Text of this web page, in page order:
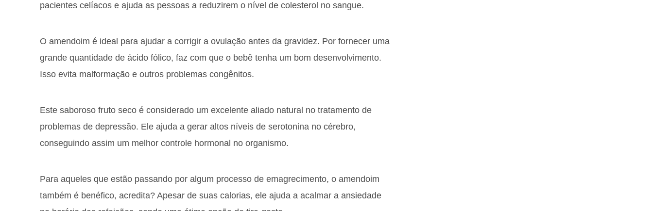
pacientes celíacos e ajuda as pessoas a reduzirem o nível de colesterol no sangue.
O amendoim é ideal para ajudar a corrigir a ovulação antes da gravidez. Por fornecer uma
grande quantidade de ácido fólico, faz com que o bebê tenha um bom desenvolvimento.
Isso evita malformação e outros problemas congênitos.
Este saboroso fruto seco é considerado um excelente aliado natural no tratamento de
problemas de depressão. Ele ajuda a gerar altos níveis de serotonina no cérebro,
conseguindo assim um melhor controle hormonal no organismo.
Para aqueles que estão passando por algum processo de emagrecimento, o amendoim
também é benéfico, acredita? Apesar de suas calorias, ele ajuda a acalmar a ansiedade